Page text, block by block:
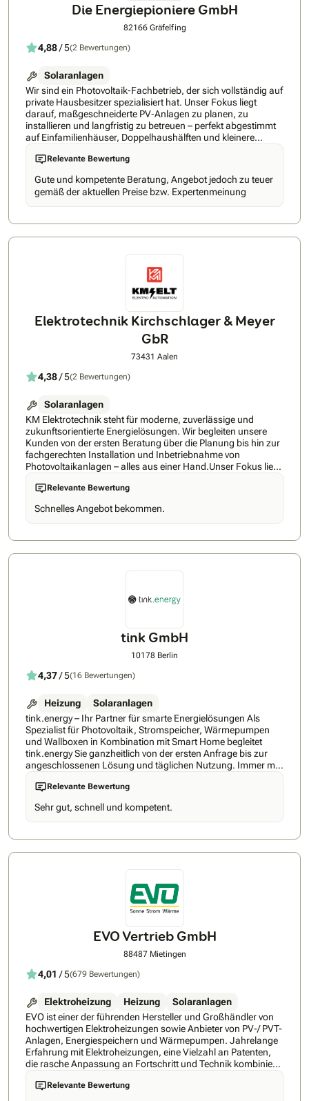
Die Energiepioniere GmbH
82166 Gräfelfing
4,88/ 5(2 Bewertungen)
Solaranlagen
Wir sind ein Photovoltaik‑Fachbetrieb, der sich vollständig auf
private Hausbesitzer spezialisiert hat. Unser Fokus liegt
darauf, maßgeschneiderte PV‑Anlagen zu planen, zu
installieren und langfristig zu betreuen – perfekt abgestimmt
auf Einfamilienhäuser, Doppelhaushälften und kleinere
Wohngebäude.Unsere Spezialisierungen:Planung und
Installation von PV‑Anlagen für private Dächer (Schrägdach,
Flachdach, Ziegel, Blech, Bitumen)Integration moderner
Energiespeicherlösungen für maximale
EigenverbrauchsquoteInstallation von Wallboxen und
intelligenter Energiesteuerung für E‑MobilitätOptimierung
bifaziale Module namhafter Hersteller)Wechselrichter und
Hybrid‑Systeme führender MarkenLithium‑Speicherlösungen
mit hoher ZyklenfestigkeitDachmontagesysteme aus
Aluminium und Edelstahl für langlebige StabilitätSmarte
Energiemanagement‑Systeme zur
VerbrauchsoptimierungUnsere Fähigkeiten &amp;
Techniken:Präzise Dachanalyse und Ertragsberechnung für
optimale AusrichtungFachgerechte, sichere Montage nach
Kabelführung und ästhetisch ansprechende
InstallationProfessionelle Inbetriebnahme, Netzanschluss
und DokumentationLangfristige Wartung, Monitoring und
Relevante Bewertung
Gute und kompetente Beratung, Angebot jedoch zu teuer
gemäß der aktuellen Preise bzw. Expertenmeinung
Elektrotechnik Kirchschlager & Meyer
GbR
73431 Aalen
4,38/ 5(2 Bewertungen)
Solaranlagen
KM Elektrotechnik steht für moderne, zuverlässige und
zukunftsorientierte Energielösungen. Wir begleiten unsere
Kunden von der ersten Beratung über die Planung bis hin zur
fachgerechten Installation und Inbetriebnahme von
Photovoltaikanlagen – alles aus einer Hand.Unser Fokus liegt
auf individuellen PV-Lösungen für Einfamilienhäuser,
Gewerbe und moderne Energiesysteme. Dabei kombinieren
wir hochwertige Solartechnik mit intelligentem
Energiemanagement, Stromspeichern und Ladeinfrastruktur
für E-Mobilität. So helfen wir unseren Kunden, Energiekosten
und technisch durchdachte Lösungen. Durch unsere
wir PV-Anlagen optimal in bestehende Systeme integrieren
und zukunftssicher auslegen.Unsere Kunden schätzen
und die hohe Qualität unserer Arbeit. Bei uns erhalten Sie
keine Standardlösung, sondern ein individuell abgestimmtes
Energiekonzept, das wirklich zu Ihrem Bedarf passt.
Relevante Bewertung
Schnelles Angebot bekommen.
tink GmbH
10178 Berlin
4,37/ 5(16 Bewertungen)
Heizung
Solaranlagen
tink.energy – Ihr Partner für smarte Energielösungen Als
Spezialist für Photovoltaik, Stromspeicher, Wärmepumpen
und Wallboxen in Kombination mit Smart Home begleitet
tink.energy Sie ganzheitlich von der ersten Anfrage bis zur
angeschlossenen Lösung und täglichen Nutzung. Immer mit
dem Anspruch, höchste Qualität mit regionaler Expertise zu
verbinden – für eine Lösung, die langfristig Ihre Energiekosten
senkt und auf Ihre Bedürfnisse abgestimmt ist. So einfach
geht’s mit unserer Nummer-1-Empfehlung: ✅ Persönliche
Begleitung – Sie erhalten einen festen Energieexperten an
Speicher und Smart Home aus einer Hand, aufeinander
abgestimmt und flexibel kombinierbar ✅ Premium-
Partnernetzwerk - Erhalten Sie Zugang zu führenden Marken
wie Viessmann, Bosch Smart Home, Shelly, tado und vielen
durch geprüfte Meisterbetriebe aus Ihrer Region ✅
Energiemanagement-App - Mit der abgestimmten Lösung
wird Ihre Hardware sicher und einfach über eine App
Wartung und Service inklusive tink hat mit ihren Lösungen für
über 2 Millionen zufriedene Kund*innen überzeugt. Dieses
Fundament macht tink.energy zu einem verlässlichen Partner
für Ihre persönliche Energiewende – mit Erfahrung,
etablierten Marken und einem klaren Fokus auf nachhaltige
Lösungen. Nächster Schritt: Ihren Termin können Sie bequem
online über tinkenergy.de buchen – inkl. Ersparnispotenzial in
nur 2 Minuten.
Relevante Bewertung
Sehr gut, schnell und kompetent.
EVO Vertrieb GmbH
88487 Mietingen
4,01 / 5(679 Bewertungen)
Elektroheizung Heizung
Solaranlagen
EVO ist einer der führenden Hersteller und Großhändler von
hochwertigen Elektroheizungen sowie Anbieter von PV-/ PVT-
Anlagen, Energiespeichern und Wärmepumpen. Jahrelange
Erfahrung mit Elektroheizungen, eine Vielzahl an Patenten,
die rasche Anpassung an Fortschritt und Technik kombiniert
mit der optimalen Betreuung der Kunden, haben EVO zu
einem der Marktführer gemacht. • EVO gibt auf alle
Relevante Bewertung